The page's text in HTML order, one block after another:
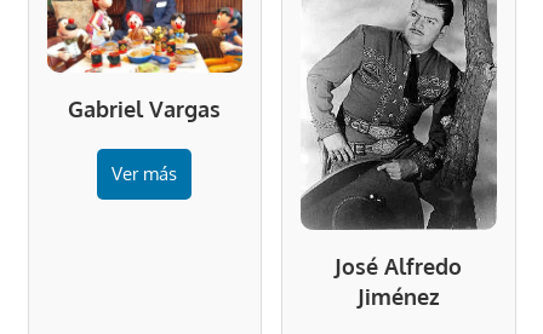
Gabriel Vargas
Ver más
José Alfredo
Jiménez